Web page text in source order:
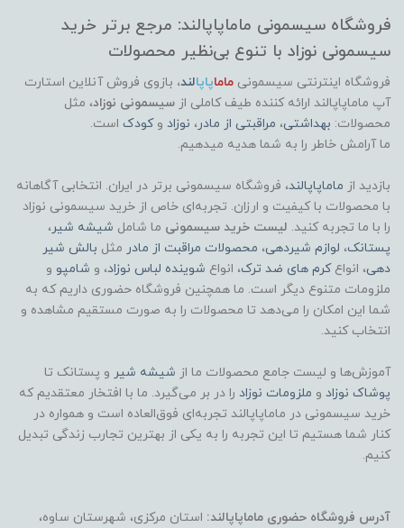
فروشگاه سیسمونی ماماپاپالند: مرجع برتر خرید
سیسمونی نوزاد با تنوع بی‌نظیر محصولات
فروشگاه اینترنتی سیسمونی ماماپاپالند، بازوی فروش آنلاین استارت
آپ ماماپاپالند ارائه کننده طیف کاملی از سیسمونی نوزاد، مثل
محصولات: بهداشتی، مراقبتی از مادر، نوزاد وکودک است.
ما آرامش خاطر را به شما هدیه میدهیم.
بازدید از ماماپاپالند، فروشگاه سیسمونی برتر در ایران. انتخابی آگاهانه
با محصولات با کیفیت و ارزان. تجربه‌ای خاص از خرید سیسمونی نوزاد
را با ما تجربه کنید. لیست خرید سیسمونی ما شامل شیشه شیر،
پستانک، لوازم شیردهی، محصولات مراقبت از مادر مثل بالش شیر
دهی، انواعکرم های ضد ترک، انواع شوینده لباس نوزاد، و شامپو و
ملزومات متنوع دیگر است. ما همچنین فروشگاه حضوری داریم که به
شما این امکان را می‌دهد تا محصولات را به صورت مستقیم مشاهده و
انتخاب کنید.
آموزش‌ها و لیست جامع محصولات ما از شیشه شیر و پستانک تا
پوشاک نوزاد و ملزومات نوزاد را در بر می‌گیرد. ما با افتخار معتقدیم که
خرید سیسمونی در ماماپاپالند تجربه‌ای فوق‌العاده است و همواره در
کنار شما هستیم تا این تجربه را به یکی از بهترین تجارب زندگی تبدیل
کنیم.
آدرس فروشگاه حضوری ماماپاپالند: استان مرکزی، شهرستان ساوه،